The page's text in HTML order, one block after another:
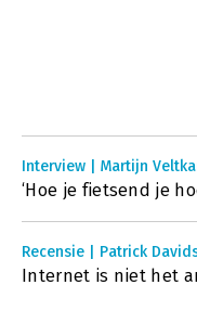
Interview | Martijn
‘Hoe je fietsend je
Recensie | Patrick
Internet is niet het